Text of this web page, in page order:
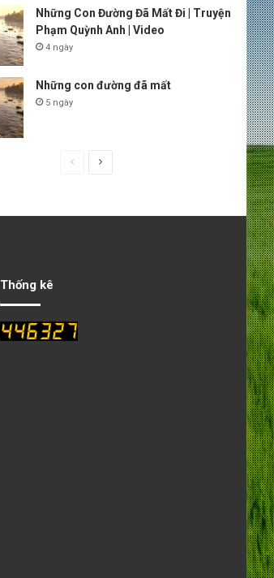
Những Con Đường Đã Mất Đi | Truyện
Phạm Quỳnh Anh | Video
4 ngày
Những con đường đã mất
5 ngày
s
p
Thống kê